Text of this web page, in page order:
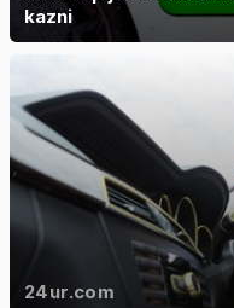
kazni
24ur.com